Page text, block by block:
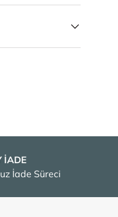
İADE
İade Süreci